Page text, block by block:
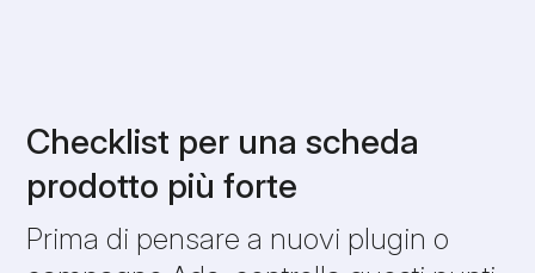
Checklist per una scheda
prodotto più forte
Prima di pensare a nuovi plugin o